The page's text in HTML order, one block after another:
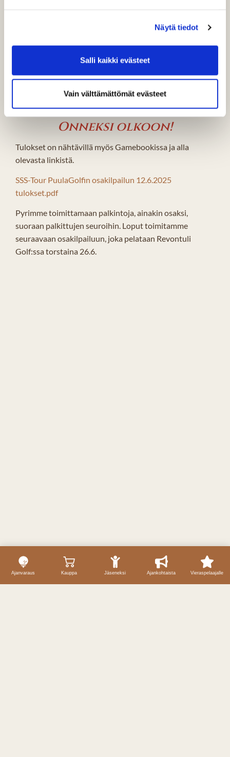
Näytä tiedot
Salli kaikki evästeet
Vain välttämättömät evästeet
Ajanvaraus Kauppa Jäseneksi Ajankohtaista Vieraspelaajalle
6. sija: Sari Peltonen ja Kari Peltonen (IG)
Scratch-palkinto: Tapio Pyrhönen ja Harri Marjala (GP)
Paras nais- / sekapari: Jarmo Suvisuo ja Sinikka
Hiidenmaa (GP)
Onneksi olkoon!
Tulokset on nähtävillä myös Gamebookissa ja alla
olevasta linkistä.
SSS-Tour PuulaGolfin osakilpailun 12.6.2025
tulokset.pdf
Pyrimme toimittamaan palkintoja, ainakin osaksi,
suoraan palkittujen seuroihin. Loput toimitamme
seuraavaan osakilpailuun, joka pelataan Revontuli
Golf:ssa torstaina 26.6.